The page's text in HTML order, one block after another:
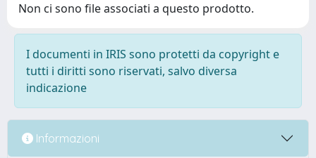
Non ci sono file associati a questo prodotto.
I documenti in IRIS sono protetti da copyright e
tutti i diritti sono riservati, salvo diversa
indicazione
Informazioni